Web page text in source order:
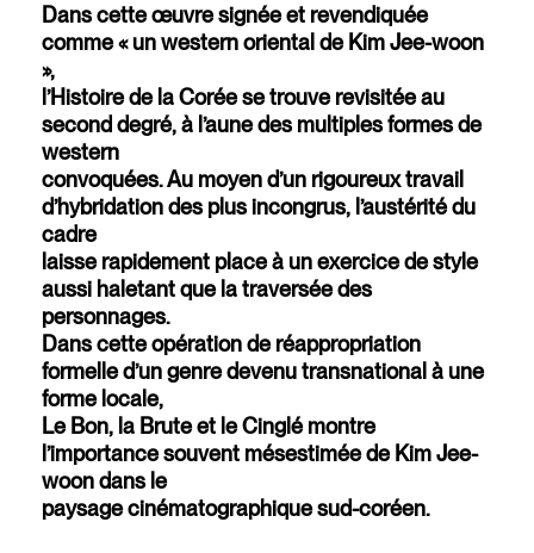
Dans cette œuvre signée et revendiquée
comme « un western oriental de Kim Jee-woon
»,
l’Histoire de la Corée se trouve revisitée au
second degré, à l’aune des multiples formes de
western
convoquées. Au moyen d’un rigoureux travail
d’hybridation des plus incongrus, l’austérité du
cadre
laisse rapidement place à un exercice de style
aussi haletant que la traversée des
personnages.
Dans cette opération de réappropriation
formelle d’un genre devenu transnational à une
forme locale,
Le Bon, la Brute et le Cinglé montre
l’importance souvent mésestimée de Kim Jee-
woon dans le
paysage cinématographique sud-coréen.